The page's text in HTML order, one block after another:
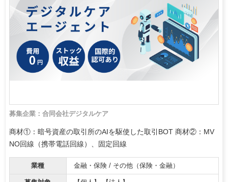
募集企業：合同会社デジタルケア
商材①：暗号資産の取引所のAIを駆使した取引BOT 商材②：MV
NO回線（携帯電話回線）、固定回線
業種 金融・保険 / その他（保険・金融）